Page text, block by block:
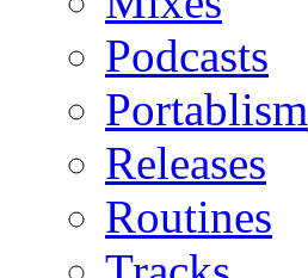
Podcasts
Portablism
Releases
Routines